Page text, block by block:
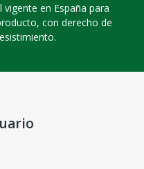
vigente en España para
con derecho de